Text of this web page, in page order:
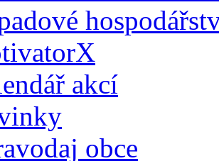
akcí
obce